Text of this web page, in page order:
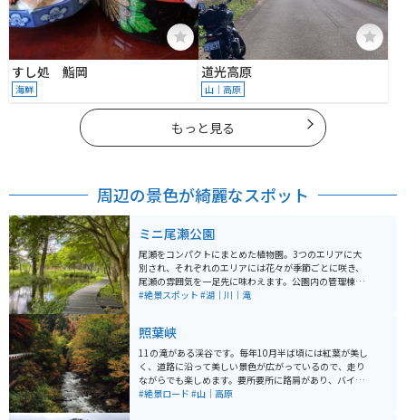
すし処 鮨岡
海鮮
道光高原
山｜高原
もっと見る
周辺の景色が綺麗なスポット
ミニ尾瀬公園
尾瀬をコンパクトにまとめた植物園。3つのエリアに大
別され、それぞれのエリアには花々が季節ごとに咲き、
尾瀬の雰囲気を一足先に味わえます。公園内の管理棟2階
には、尾瀬の自然を生涯愛し続けた理学博士武田久吉メ
す。冬季休業があるので、開園情報は事前に要チェック
です。
#絶景スポット #湖｜川｜滝
照葉峡
11の滝がある渓谷です。毎年10月半ば頃には紅葉が美し
く、道路に沿って美しい景色が広がっているので、走り
ながらでも楽しめます。要所要所に路肩があり、バイク
を停めることができます。 遊歩道などはないので、路肩
#絶景ロード #山｜高原